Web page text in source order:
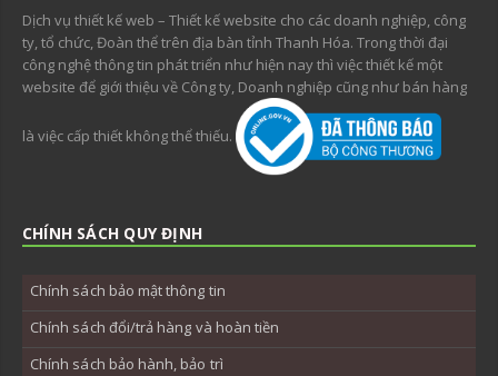
Dịch vụ thiết kế web – Thiết kế website cho các doanh nghiệp, công
ty, tổ chức, Đoàn thể trên địa bàn tỉnh Thanh Hóa. Trong thời đại
công nghệ thông tin phát triển như hiện nay thì việc thiết kế một
website để giới thiệu về Công ty, Doanh nghiệp cũng như bán hàng
là việc cấp thiết không thể thiếu.
CHÍNH SÁCH QUY ĐỊNH
Chính sách bảo mật thông tin
Chính sách đổi/trả hàng và hoàn tiền
Chính sách bảo hành, bảo trì